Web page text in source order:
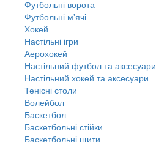
Футбольні ворота
Футбольні м'ячі
Хокей
Настільні ігри
Аерохокей
Настільний футбол та аксесуари
Настільний хокей та аксесуари
Тенісні столи
Волейбол
Баскетбол
Баскетбольні стійки
Баскетбольні щити